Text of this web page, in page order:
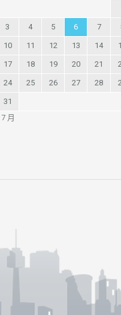
3 4 5 6 7
10 11 12 13 14
17 18 19 20 21
24 25 26 27 28
31
7 月